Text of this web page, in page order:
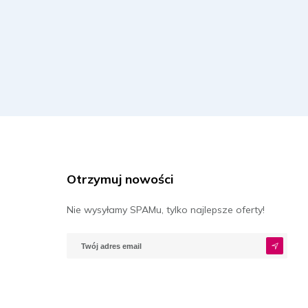
Otrzymuj nowości
Nie wysyłamy SPAMu, tylko najlepsze oferty!